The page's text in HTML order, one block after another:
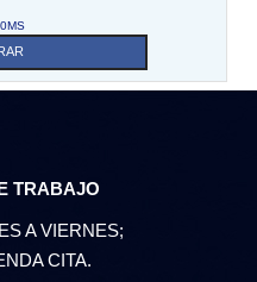
TRABAJO
A VIERNES;
CITA.